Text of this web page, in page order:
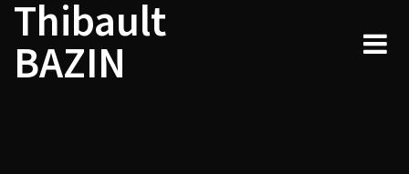
Skip
content
Thibault
BAZIN
Navigation
de